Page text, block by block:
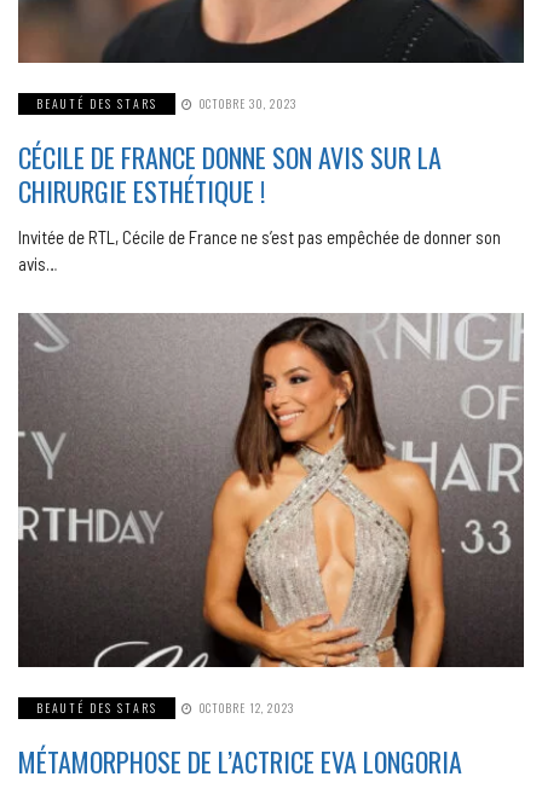
BEAUTÉ DES STARS OCTOBRE 30, 2023
CÉCILE DE FRANCE DONNE SON AVIS SUR LA
CHIRURGIE ESTHÉTIQUE !
Invitée de RTL, Cécile de France ne s’est pas empêchée de donner son
avis…
BEAUTÉ DES STARS OCTOBRE 12, 2023
MÉTAMORPHOSE DE L’ACTRICE EVA LONGORIA